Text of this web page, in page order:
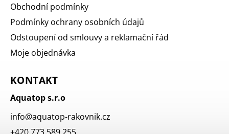
Obchodní podmínky
Podmínky ochrany osobních údajů
Odstoupení od smlouvy a reklamační řád
Moje objednávka
KONTAKT
Aquatop s.r.o
info@aquatop-rakovnik.cz
+420 773 589 255